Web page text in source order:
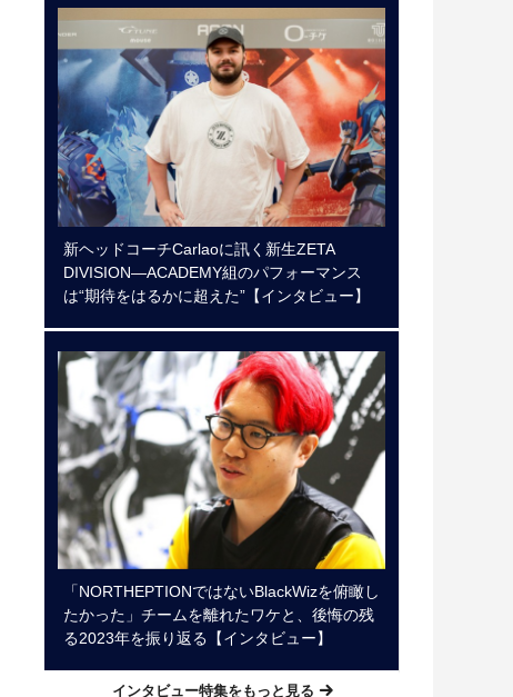
新ヘッドコーチCarlaoに訊く新生ZETA
DIVISION―ACADEMY組のパフォーマンス
は“期待をはるかに超えた”【インタビュー】
「NORTHEPTIONではないBlackWizを俯瞰し
たかった」チームを離れたワケと、後悔の残
る2023年を振り返る【インタビュー】
インタビュー特集をもっと見る